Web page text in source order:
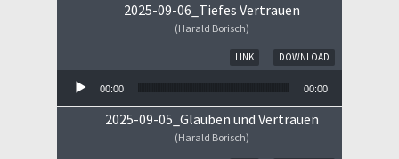
2025-09-06_Tiefes Vertrauen
(Harald Borisch)
DOWNLOAD
LINK
00:00 00:00
2025-09-05_Glauben und Vertrauen
(Harald Borisch)